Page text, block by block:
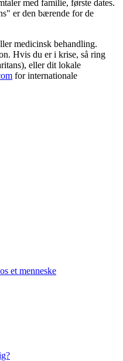
med familie, første dates.
er den bærende for de
medicinsk behandling.
Hvis du er i krise, så ring
eller dit lokale
for internationale
et menneske